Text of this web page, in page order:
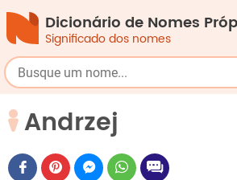
Dicionário de Nomes
Significado dos nomes
Andrzej